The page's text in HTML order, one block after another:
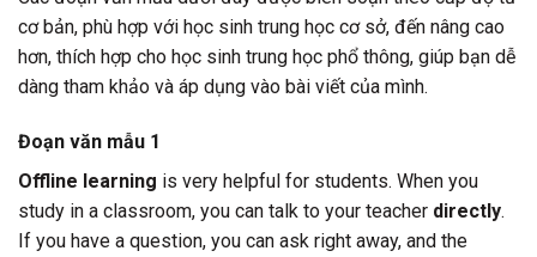
cơ bản, phù hợp với học sinh trung học cơ sở, đến nâng cao
hơn, thích hợp cho học sinh trung học phổ thông, giúp bạn dễ
dàng tham khảo và áp dụng vào bài viết của mình.
Đoạn văn mẫu 1
Offline learning is very helpful for students. When you
study in a classroom, you can talk to your teacher directly.
If you have a question, you can ask right away, and the